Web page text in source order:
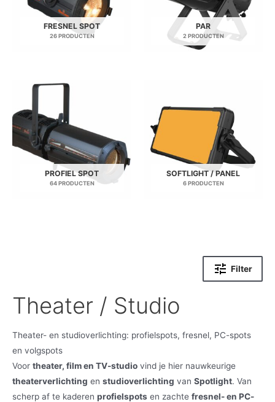
Filter
Theater / Studio
Theater- en studioverlichting: profielspots, fresnel, PC-spots
en volgspots
Voor theater, film en TV-studio vind je hier nauwkeurige
theaterverlichting en studioverlichting van Spotlight. Van
scherp af te kaderen profielspots en zachte fresnel- en PC-
FRESNEL SPOT
26 PRODUCTEN
PAR
2 PRODUCTEN
PROFIEL SPOT
64 PRODUCTEN
SOFTLIGHT / PANEL
6 PRODUCTEN